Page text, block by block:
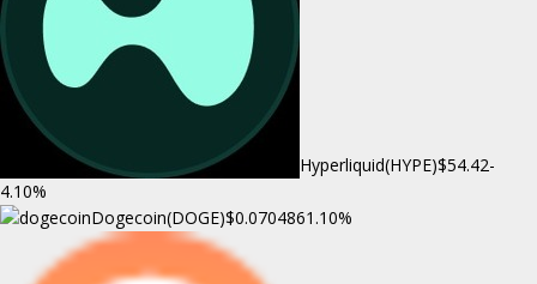
Hyperliquid(HYPE)$54.42-
4.10%
Dogecoin(DOGE)$0.0704861.10%